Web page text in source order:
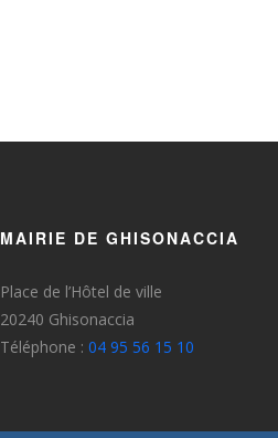
MAIRIE DE GHISONACCIA
Place de l’Hôtel de ville
20240 Ghisonaccia
Téléphone : 04 95 56 15 10